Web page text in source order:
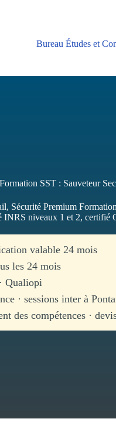
Bureau Études et
Formation SST : Sauveteur
Sécurité Premium
INRS niveaux 1 et 2, certifié
valable 24 mois
les 24 mois
Qualiopi
· sessions inter à
des compétences ·